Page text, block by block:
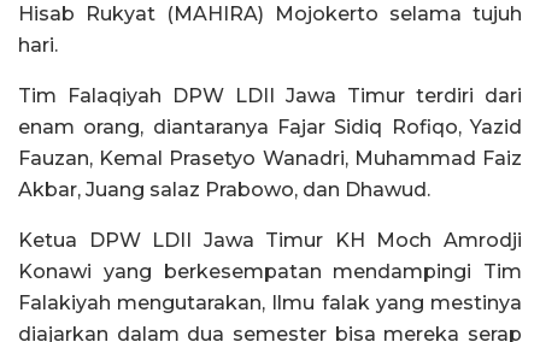
Hisab Rukyat (MAHIRA) Mojokerto selama tujuh
hari.
Tim Falaqiyah DPW LDII Jawa Timur terdiri dari
enam orang, diantaranya Fajar Sidiq Rofiqo, Yazid
Fauzan, Kemal Prasetyo Wanadri, Muhammad Faiz
Akbar, Juang salaz Prabowo, dan Dhawud.
Ketua DPW LDII Jawa Timur KH Moch Amrodji
Konawi yang berkesempatan mendampingi Tim
Falakiyah mengutarakan, Ilmu falak yang mestinya
diajarkan dalam dua semester bisa mereka serap